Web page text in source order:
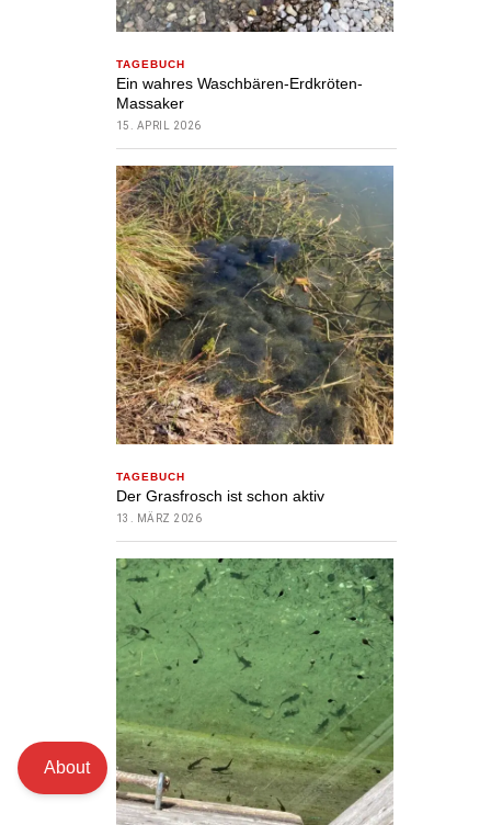
TAGEBUCH
Ein wahres Waschbären-Erdkröten-
Massaker
15. APRIL 2026
TAGEBUCH
Der Grasfrosch ist schon aktiv
13. MÄRZ 2026
About